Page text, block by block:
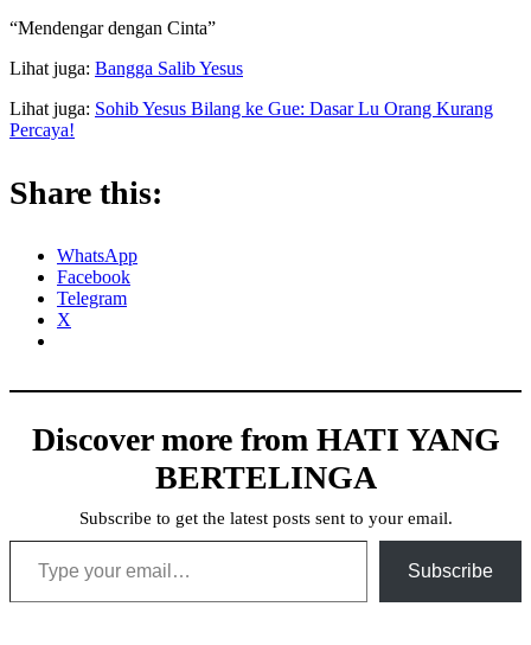
“Mendengar dengan Cinta”
Lihat juga: Bangga Salib Yesus
Lihat juga: Sohib Yesus Bilang ke Gue: Dasar Lu Orang Kurang
Percaya!
Share this:
WhatsApp
Facebook
Telegram
X
Discover more from HATI YANG
BERTELINGA
Subscribe to get the latest posts sent to your email.
Type your email…
Subscribe